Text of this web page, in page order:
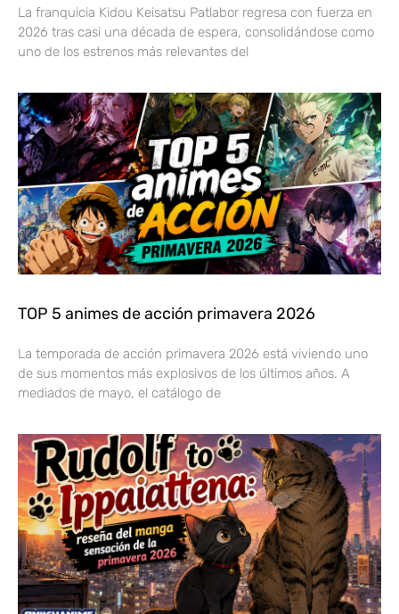
La franquicia Kidou Keisatsu Patlabor regresa con fuerza en
2026 tras casi una década de espera, consolidándose como
uno de los estrenos más relevantes del
TOP 5 animes de acción primavera 2026
La temporada de acción primavera 2026 está viviendo uno
de sus momentos más explosivos de los últimos años. A
mediados de mayo, el catálogo de